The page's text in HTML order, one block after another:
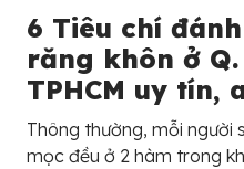
6 Tiêu chí
răng khôn ở
TPHCM uy tín,
Thông thường, mỗi người
mọc đều ở 2 hàm trong